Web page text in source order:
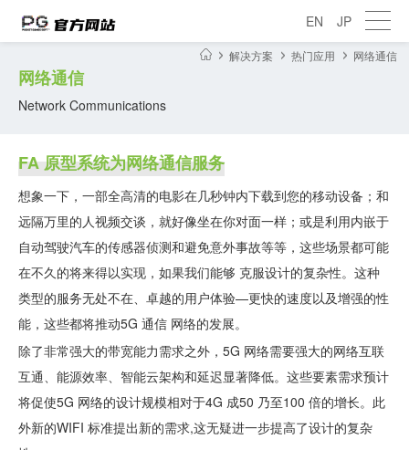
JP
EN
解决方案 热门应用 网络通信
网络通信
Network Communications
FA 原型系统为网络通信服务
想象一下，一部全高清的电影在几秒钟内下载到您的移动设备；和
远隔万里的人视频交谈，就好像坐在你对面一样；或是利用内嵌于
自动驾驶汽车的传感器侦测和避免意外事故等等，这些场景都可能
在不久的将来得以实现，如果我们能够 克服设计的复杂性。这种
类型的服务无处不在、卓越的用户体验—更快的速度以及增强的性
能，这些都将推动5G 通信 网络的发展。
除了非常强大的带宽能力需求之外，5G 网络需要强大的网络互联
互通、能源效率、智能云架构和延迟显著降低。这些要素需求预计
将促使5G 网络的设计规模相对于4G 成50 乃至100 倍的增长。此
外新的WIFI 标准提出新的需求,这无疑进一步提高了设计的复杂